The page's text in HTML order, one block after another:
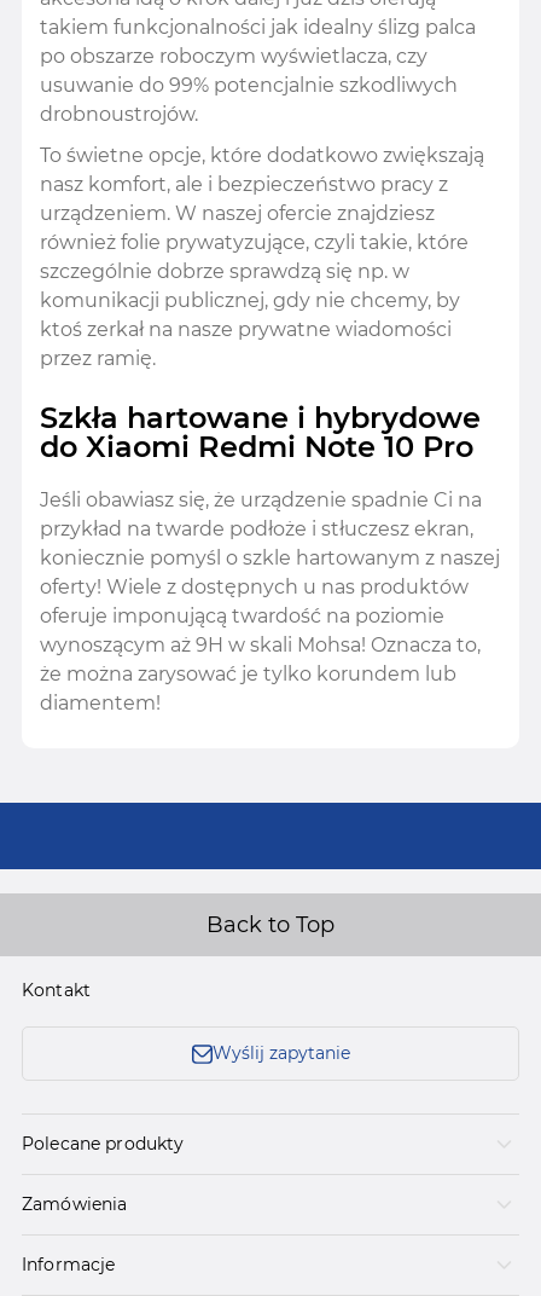
takiem funkcjonalności jak idealny ślizg palca
po obszarze roboczym wyświetlacza, czy
usuwanie do 99% potencjalnie szkodliwych
drobnoustrojów.
To świetne opcje, które dodatkowo zwiększają
nasz komfort, ale i bezpieczeństwo pracy z
urządzeniem. W naszej ofercie znajdziesz
również folie prywatyzujące, czyli takie, które
szczególnie dobrze sprawdzą się np. w
komunikacji publicznej, gdy nie chcemy, by
ktoś zerkał na nasze prywatne wiadomości
przez ramię.
Szkła hartowane i hybrydowe
do Xiaomi Redmi Note 10 Pro
Jeśli obawiasz się, że urządzenie spadnie Ci na
przykład na twarde podłoże i stłuczesz ekran,
koniecznie pomyśl o szkle hartowanym z naszej
oferty! Wiele z dostępnych u nas produktów
oferuje imponującą twardość na poziomie
wynoszącym aż 9H w skali Mohsa! Oznacza to,
że można zarysować je tylko korundem lub
diamentem!
Back to Top
Kontakt
Wyślij zapytanie
Polecane produkty
Zamówienia
Informacje